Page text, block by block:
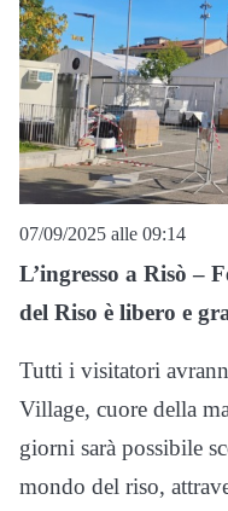
07/09/2025 alle 09:14
L’ingresso a Risò –
del Riso è libero e
Tutti i visitatori
Village, cuore della
giorni sarà possibile
mondo del riso,